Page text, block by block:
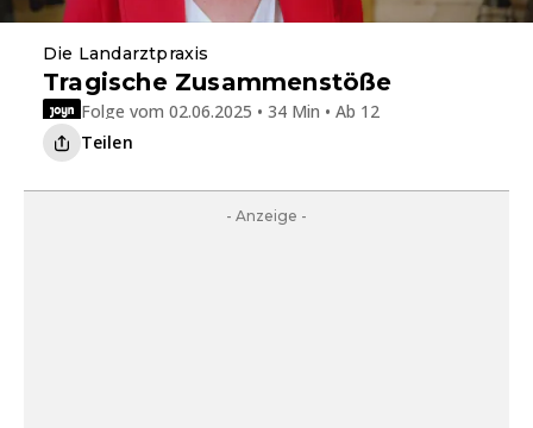
Die Landarztpraxis
Tragische Zusammenstöße
Folge vom 02.06.2025 • 34 Min • Ab 12
Teilen
- Anzeige -